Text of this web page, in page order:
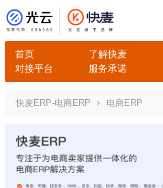
首页 了解快麦
对接平台
服务承诺
快麦ERP-电商ERP 电商ERP